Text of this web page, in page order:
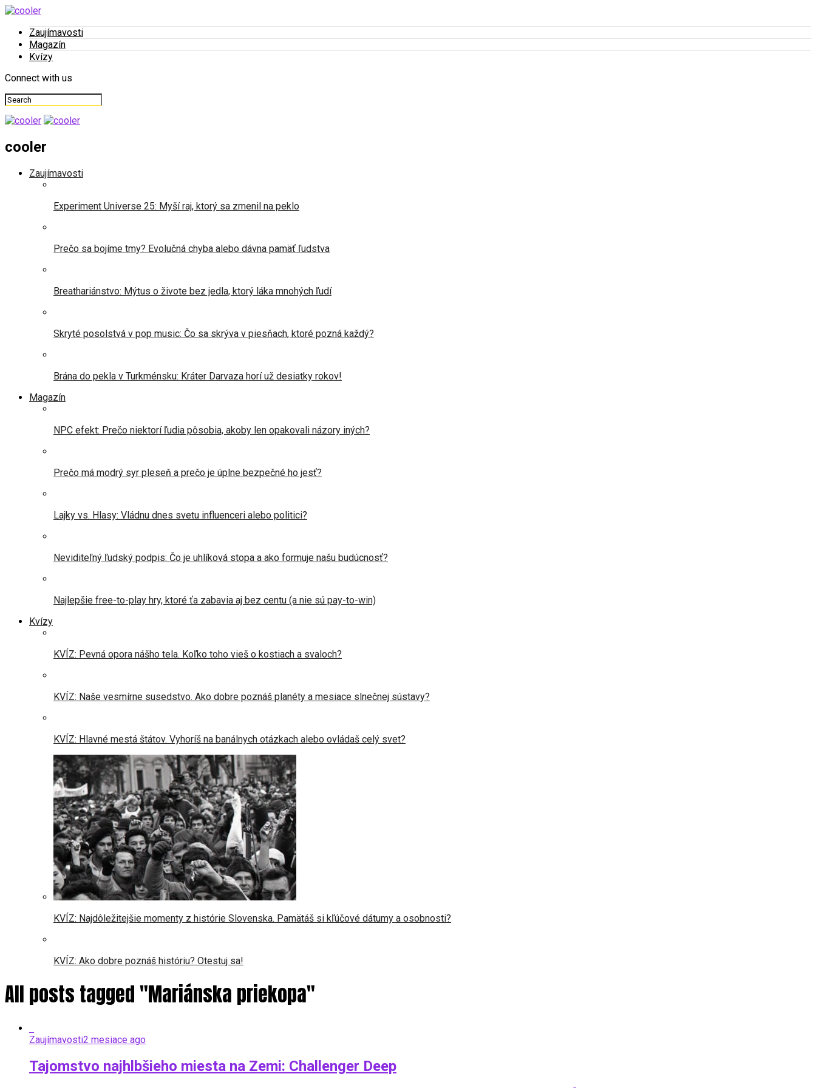
Zaujímavosti
Magazín
Kvízy
Connect with us
cooler
Zaujímavosti
Experiment Universe 25: Myší raj, ktorý sa zmenil na peklo
Prečo sa bojíme tmy? Evolučná chyba alebo dávna pamäť ľudstva
Breathariánstvo: Mýtus o živote bez jedla, ktorý láka mnohých ľudí
Skryté posolstvá v pop music: Čo sa skrýva v piesňach, ktoré pozná každý?
Brána do pekla v Turkménsku: Kráter Darvaza horí už desiatky rokov!
Magazín
NPC efekt: Prečo niektorí ľudia pôsobia, akoby len opakovali názory iných?
Prečo má modrý syr pleseň a prečo je úplne bezpečné ho jesť?
Lajky vs. Hlasy: Vládnu dnes svetu influenceri alebo politici?
Neviditeľný ľudský podpis: Čo je uhlíková stopa a ako formuje našu budúcnosť?
Najlepšie free-to-play hry, ktoré ťa zabavia aj bez centu (a nie sú pay-to-win)
Kvízy
KVÍZ: Pevná opora nášho tela. Koľko toho vieš o kostiach a svaloch?
KVÍZ: Naše vesmírne susedstvo. Ako dobre poznáš planéty a mesiace slnečnej sústavy?
KVÍZ: Hlavné mestá štátov. Vyhoríš na banálnych otázkach alebo ovládaš celý svet?
KVÍZ: Najdôležitejšie momenty z histórie Slovenska. Pamätáš si kľúčové dátumy a osobnosti?
KVÍZ: Ako dobre poznáš históriu? Otestuj sa!
All posts tagged "Mariánska priekopa"
Zaujímavosti2 mesiace ago
Tajomstvo najhlbšieho miesta na Zemi: Challenger Deep